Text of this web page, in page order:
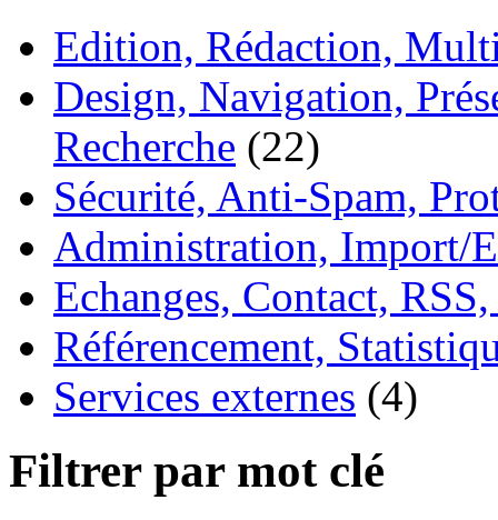
Edition, Rédaction,
Design, Navigation,
Recherche (22)
Sécurité, Anti-Spam,
Administration, Import/
Echanges, Contact,
Référencement,
Services externes (4)
Filtrer par mot clé